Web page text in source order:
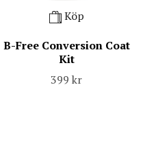
Köp
B-Free Conversion Coat
Kit
399 kr